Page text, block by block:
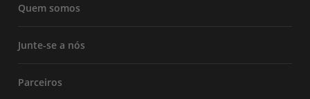
Quem somos
Junte-se a nós
Parceiros